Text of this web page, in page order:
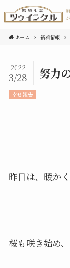
ホーム 新着情報
努力
2022
3/28
幸せ報告
昨日は、暖か
桜も咲き始め